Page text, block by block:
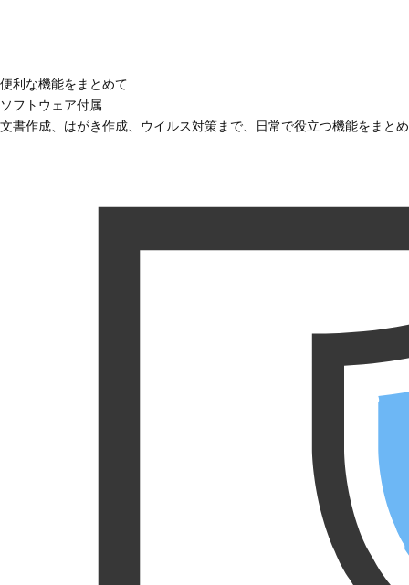
便利な機能をまとめて
ソフトウェア付属
文書作成、はがき作成、ウイルス対策まで、日常で役立つ機能をまと